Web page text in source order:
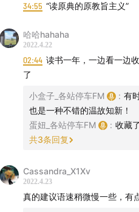
34:55 “读原典的原教旨主义”
哈哈hahaha
2022.4.22
02:44 读书一年，一边看一边
了
小盒子_各站停车FM : 有
也是一种不错的温故知新！
蛋妞_各站停车FM
: 收藏
共3条回复
Cassandra_X1Xv
2022.4.23
真的建议语速稍微慢一些，有